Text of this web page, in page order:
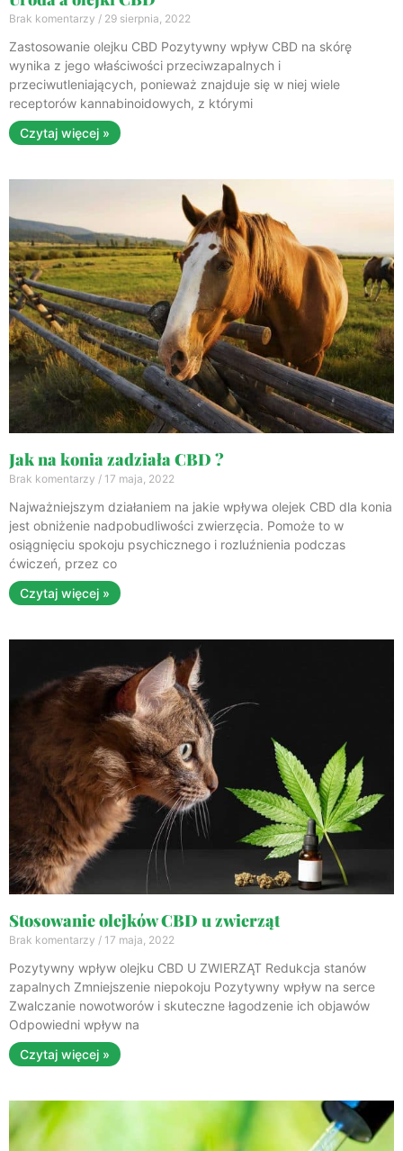
Brak komentarzy 29 sierpnia, 2022
Zastosowanie olejku CBD Pozytywny wpływ CBD na skórę
wynika z jego właściwości przeciwzapalnych i
przeciwutleniających, ponieważ znajduje się w niej wiele
receptorów kannabinoidowych, z którymi
Czytaj więcej »
Jak na konia zadziała CBD ?
Brak komentarzy 17 maja, 2022
Najważniejszym działaniem na jakie wpływa olejek CBD dla konia
jest obniżenie nadpobudliwości zwierzęcia. Pomoże to w
osiągnięciu spokoju psychicznego i rozluźnienia podczas
ćwiczeń, przez co
Czytaj więcej »
Stosowanie olejków CBD u zwierząt
Brak komentarzy 17 maja, 2022
Pozytywny wpływ olejku CBD U ZWIERZĄT Redukcja stanów
zapalnych Zmniejszenie niepokoju Pozytywny wpływ na serce
Zwalczanie nowotworów i skuteczne łagodzenie ich objawów
Odpowiedni wpływ na
Czytaj więcej »